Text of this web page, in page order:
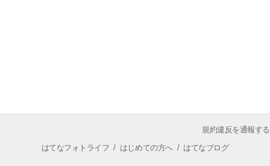
規約違反を通報する
はてなフォトライフ / はじめての方へ/ はてなブログ